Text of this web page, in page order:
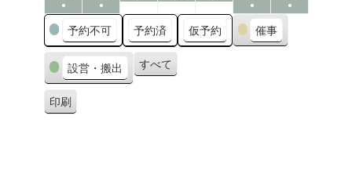
event)event)
●
(1
event)
●
(1
event)
●
(1
event)
●
カ
テ
ゴ
リ
ー
予約不可 予約済 仮予約 催事
設営・搬出 すべて
印刷